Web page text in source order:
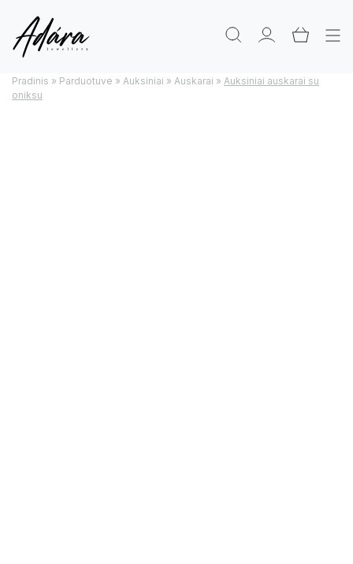
Pradinis » Parduotuve » Auksiniai » Auskarai » Auksiniai auskarai su
oniksu